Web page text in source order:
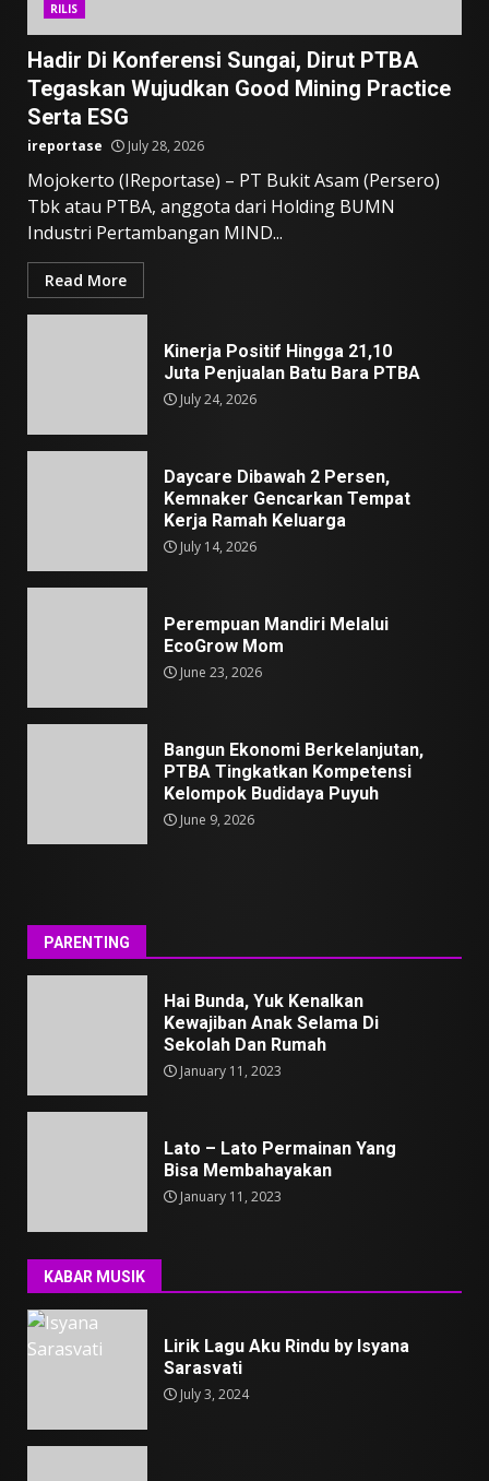
RILIS
Hadir Di Konferensi Sungai, Dirut PTBA
Tegaskan Wujudkan Good Mining Practice
Serta ESG
ireportase July 28, 2026
Mojokerto (IReportase) – PT Bukit Asam (Persero)
Tbk atau PTBA, anggota dari Holding BUMN
Industri Pertambangan MIND...
Read More
Kinerja Positif Hingga 21,10
Juta Penjualan Batu Bara PTBA
July 24, 2026
Daycare Dibawah 2 Persen,
Kemnaker Gencarkan Tempat
Kerja Ramah Keluarga
July 14, 2026
Perempuan Mandiri Melalui
EcoGrow Mom
June 23, 2026
Bangun Ekonomi Berkelanjutan,
PTBA Tingkatkan Kompetensi
Kelompok Budidaya Puyuh
June 9, 2026
PARENTING
Hai Bunda, Yuk Kenalkan
Kewajiban Anak Selama Di
Sekolah Dan Rumah
January 11, 2023
Lato – Lato Permainan Yang
Bisa Membahayakan
January 11, 2023
KABAR MUSIK
Lirik Lagu Aku Rindu by Isyana
Sarasvati
July 3, 2024